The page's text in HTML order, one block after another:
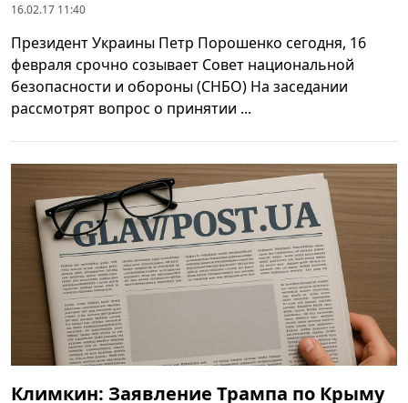
16.02.17 11:40
Президент Украины Петр Порошенко сегодня, 16
февраля срочно созывает Совет национальной
безопасности и обороны (СНБО) На заседании
рассмотрят вопрос о принятии ...
Климкин: Заявление Трампа по Крыму